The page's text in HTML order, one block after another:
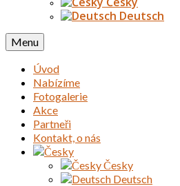
Deutsch
Menu
Úvod
Nabízíme
Fotogalerie
Akce
Partneři
Kontakt, o nás
Česky
Deutsch